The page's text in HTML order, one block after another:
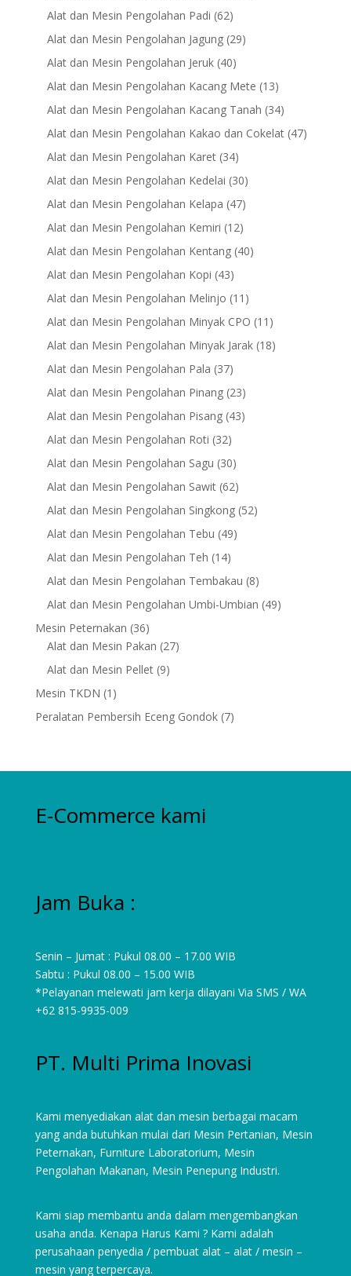
Alat dan Mesin Pengolahan Padi 6262
products
Alat dan Mesin Pengolahan Jagung 2929
Alat dan Mesin Pengolahan Jeruk 4040
products
Alat dan Mesin Pengolahan Kacang Mete 1313
products
Alat dan Mesin Pengolahan Kacang Tanah 3434
products
Alat dan Mesin Pengolahan Kakao dan Cokelat 4747
Alat dan Mesin Pengolahan Karet 3434
products
Alat dan Mesin Pengolahan Kedelai 3030
products
Alat dan Mesin Pengolahan Kelapa 4747
products
Alat dan Mesin Pengolahan Kemiri 1212
products
Alat dan Mesin Pengolahan Kentang 4040
Alat dan Mesin Pengolahan Kopi 4343
products
Alat dan Mesin Pengolahan Melinjo 11 11
products
Alat dan Mesin Pengolahan Minyak CPO 11 11
products
Alat dan Mesin Pengolahan Minyak Jarak 1818
Alat dan Mesin Pengolahan Pala 3737
products
Alat dan Mesin Pengolahan Pinang 2323
products
Alat dan Mesin Pengolahan Pisang 4343
Alat dan Mesin Pengolahan Roti 3232
products
Alat dan Mesin Pengolahan Sagu 3030
products
Alat dan Mesin Pengolahan Sawit 6262
products
Alat dan Mesin Pengolahan Singkong 5252
Alat dan Mesin Pengolahan Tebu 4949
Alat dan Mesin Pengolahan Teh 1414
products
Alat dan Mesin Pengolahan Tembakau 88
products
Alat dan Mesin Pengolahan Umbi-Umbian 4949
Mesin Peternakan 3636
products
Alat dan Mesin Pakan 2727
Alat dan Mesin Pellet 99
Mesin TKDN 1 1
product
Peralatan Pembersih Eceng Gondok 77
E-Commerce kami
Jam Buka :
Senin – Jumat : Pukul 08.00 – 17.00 WIB
Sabtu : Pukul 08.00 – 15.00 WIB
*Pelayanan melewati jam kerja dilayani Via SMS / WA
+62 815-9935-009
PT. Multi Prima Inovasi
Kami menyediakan alat dan mesin berbagai macam
yang anda butuhkan mulai dari Mesin Pertanian, Mesin
Peternakan, Furniture Laboratorium, Mesin
Pengolahan Makanan, Mesin Penepung Industri.
Kami siap membantu anda dalam mengembangkan
usaha anda. Kenapa Harus Kami ? Kami adalah
perusahaan penyedia / pembuat alat – alat / mesin –
mesin yang terpercaya.